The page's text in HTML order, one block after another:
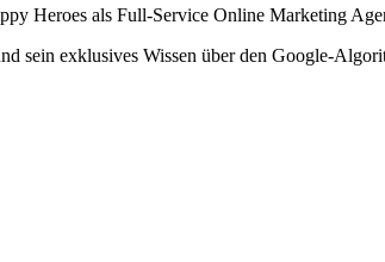
Heroes als Full-Service Online Marketing
sein exklusives Wissen über den Google-